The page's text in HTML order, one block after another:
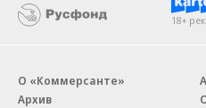
18+
О «Коммерсанте»
Архив